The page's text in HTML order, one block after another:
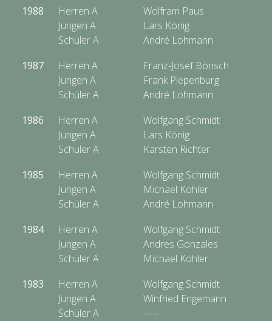
1988
Herren A
Jungen A
Schüler A
Wolfram Paus
Lars König
André Lohmann
1987
Herren A
Jungen A
Schüler A
Franz-Josef Bönsch
Frank Piepenburg
André Lohmann
1986
Herren A
Jungen A
Schüler A
Wolfgang Schmidt
Lars König
Karsten Richter
1985
Herren A
Jungen A
Schüler A
Wolfgang Schmidt
Michael Köhler
André Lohmann
1984
Herren A
Jungen A
Schüler A
Wolfgang Schmidt
Andres Gonzales
Michael Köhler
1983
Herren A
Jungen A
Schüler A
Wolfgang Schmidt
Winfried Engemann
-----